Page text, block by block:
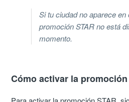
Si tu ciudad no aparece en
promoción STAR no está
momento.
Cómo activar la promoción